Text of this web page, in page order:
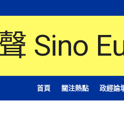
首頁 關注熱點 政經論